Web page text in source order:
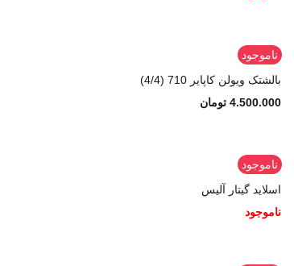
ناموجود
بالشتک ویولن کاپایر 710 (4/4)
4.500.000 تومان
ناموجود
اسلاید گیتار آلیس
ناموجود